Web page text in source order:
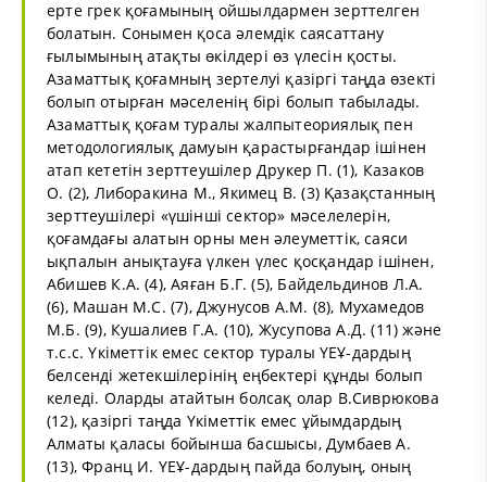
ерте грек қоғамының ойшылдармен зерттелген
болатын. Сонымен қоса әлемдік саясаттану
ғылымының атақты өкілдері өз үлесін қосты.
Азаматтық қоғамның зертелуі қазіргі таңда өзекті
болып отырған мәселенің бірі болып табылады.
Азаматтық қоғам туралы жалпытеориялық пен
методологиялық дамуын қарастырғандар ішінен
атап кететін зерттеушілер Друкер П. (1), Казаков
О. (2), Либоракина М., Якимец В. (3) Қазақстанның
зерттеушілері «үшінші сектор» мәселелерін,
қоғамдағы алатын орны мен әлеуметтік, саяси
ықпалын анықтауға үлкен үлес қосқандар ішінен,
Абишев К.А. (4), Аяған Б.Г. (5), Байдельдинов Л.А.
(6), Машан М.С. (7), Джунусов А.М. (8), Мухамедов
М.Б. (9), Кушалиев Г.А. (10), Жусупова А.Д. (11) және
т.с.с. Үкіметтік емес сектор туралы ҮЕҰ-дардың
белсенді жетекшілерінің еңбектері құнды болып
келеді. Оларды атайтын болсақ олар В.Сиврюкова
(12), қазіргі таңда Үкіметтік емес ұйымдардың
Алматы қаласы бойынша басшысы, Думбаев А.
(13), Франц И. ҮЕҰ-дардың пайда болуың, оның